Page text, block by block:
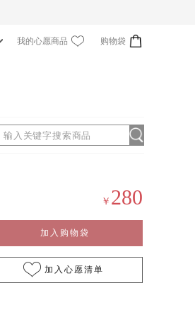
我的心愿商品 购物袋 0
￥ 280
加入购物袋
加入心愿清单